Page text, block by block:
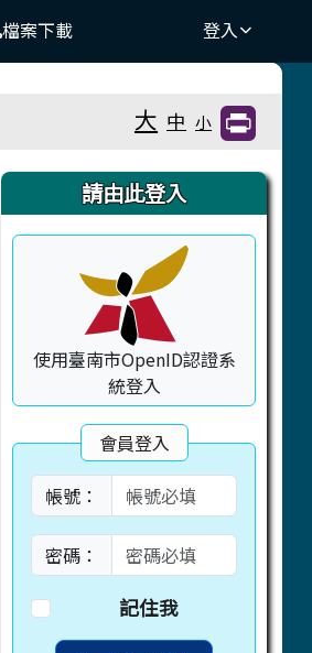
檔案下載 登入
大 中 小
右邊區域內容
請由此登入
使用臺南市OpenID認證系
統登入
會員登入
帳號：
密碼：
記住我